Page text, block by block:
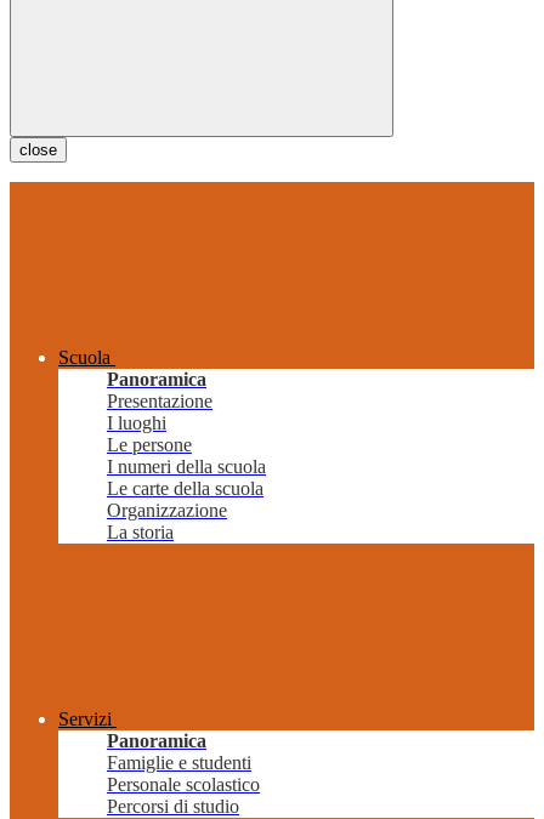
close
Scuola
Panoramica
Presentazione
I luoghi
Le persone
I numeri della scuola
Le carte della scuola
Organizzazione
La storia
Servizi
Panoramica
Famiglie e studenti
Personale scolastico
Percorsi di studio